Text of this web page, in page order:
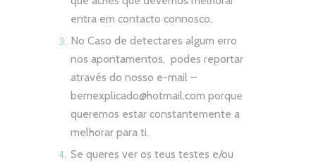
entra em contacto connosco.
No Caso de detectares algum erro
nos apontamentos, podes reportar
através do nosso e-mail –
bemexplicado@hotmail.com porque
queremos estar constantemente a
melhorar para ti.
Se queres ver os teus testes e/ou